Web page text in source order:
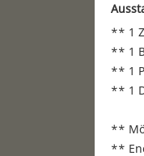
** 1
** 1
** 1
** 1
**
**